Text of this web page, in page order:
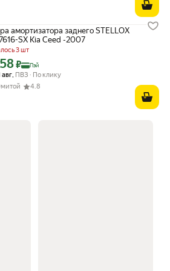
амортизатора заднего STELLOX
SX Kia Ceed -2007
3 шт
с картой Яндекс Пэй 3258 ₽ вместо
₽ Пэй
авг, ПВЗ
По клику
4.8